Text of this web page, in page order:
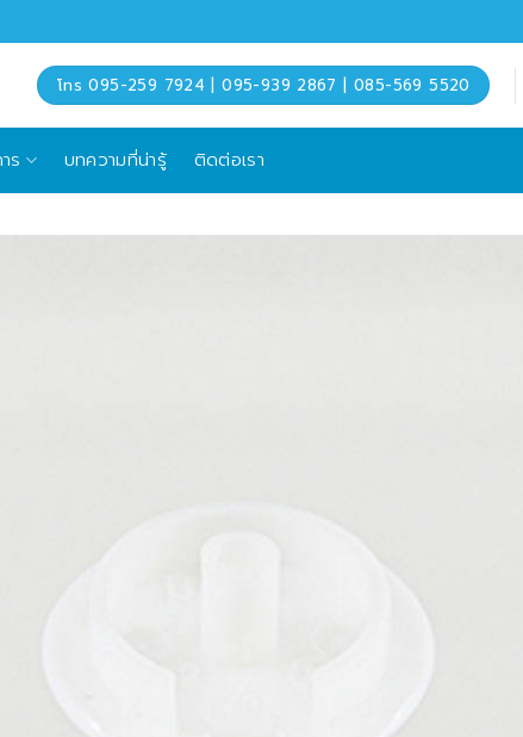
โทร 095-259 7924 | 095-939 2867 | 085-569 5520
ร บทความที่น่ารู้ ติดต่อเรา